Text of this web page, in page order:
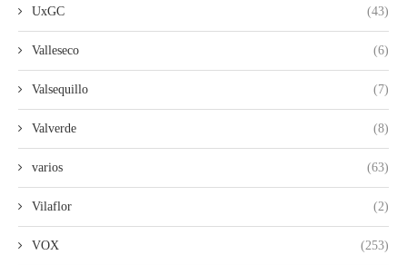
UxGC (43)
Valleseco (6)
Valsequillo (7)
Valverde (8)
varios (63)
Vilaflor (2)
VOX (253)